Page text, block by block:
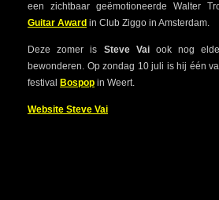
een zichtbaar geëmotioneerde Walter
Guitar Award in Club Ziggo in Amsterdam.
Deze zomer is Steve Vaiook nog
bewonderen. Op zondag 10 juli is hij één
festival Bospop in Weert.
Website Steve Vai